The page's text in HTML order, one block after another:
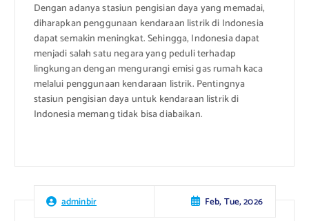
Dengan adanya stasiun pengisian daya yang memadai,
diharapkan penggunaan kendaraan listrik di Indonesia
dapat semakin meningkat. Sehingga, Indonesia dapat
menjadi salah satu negara yang peduli terhadap
lingkungan dengan mengurangi emisi gas rumah kaca
melalui penggunaan kendaraan listrik. Pentingnya
stasiun pengisian daya untuk kendaraan listrik di
Indonesia memang tidak bisa diabaikan.
adminbir Feb, Tue, 2026